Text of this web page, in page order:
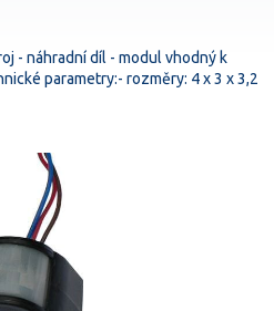
- náhradní díl - modul vhodný k
parametry:- rozměry: 4 x 3 x 3,2